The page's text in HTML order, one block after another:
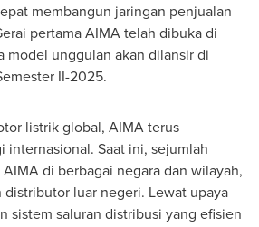
membangun jaringan penjualan
pertama AIMA telah dibuka di
model unggulan akan dilansir di
II-2025.
listrik global, AIMA terus
internasional. Saat ini, sejumlah
AIMA di berbagai negara dan wilayah,
distributor luar negeri. Lewat upaya
sistem saluran distribusi yang efisien